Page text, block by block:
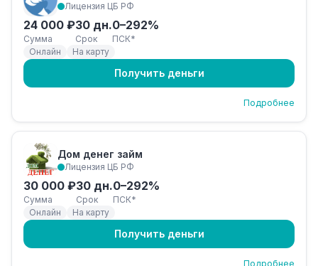
Лицензия ЦБ РФ
24 000 ₽
Сумма
30 дн.
Срок
0–292%
ПСК*
Онлайн
На карту
Получить деньги
Подробнее
Дом денег займ
Лицензия ЦБ РФ
30 000 ₽
Сумма
30 дн.
Срок
0–292%
ПСК*
Онлайн
На карту
Получить деньги
Подробнее